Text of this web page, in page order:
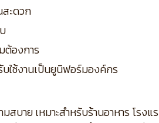
สะดวก
ต้องการ
บใช้งานเป็นยูนิฟอร์มองค์กร
าย เหมาะสำหรับร้านอาหาร โรงแ